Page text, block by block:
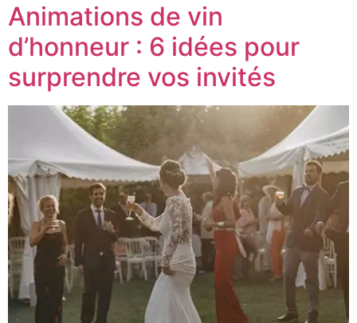
Animations de vin
d’honneur : 6 idées pour
surprendre vos invités